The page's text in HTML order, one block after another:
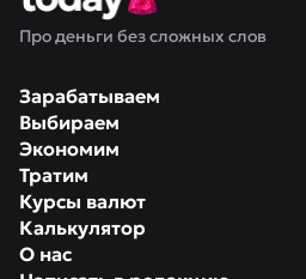
Про деньги без сложных слов
Зарабатываем
Выбираем
Экономим
Тратим
Курсы валют
Калькулятор
О нас